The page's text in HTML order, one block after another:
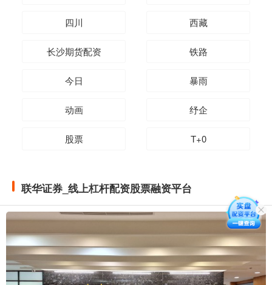
四川 西藏
长沙期货配资 铁路
今日 暴雨
动画 纾企
股票 T+0
联华证券_线上杠杆配资股票融资平台